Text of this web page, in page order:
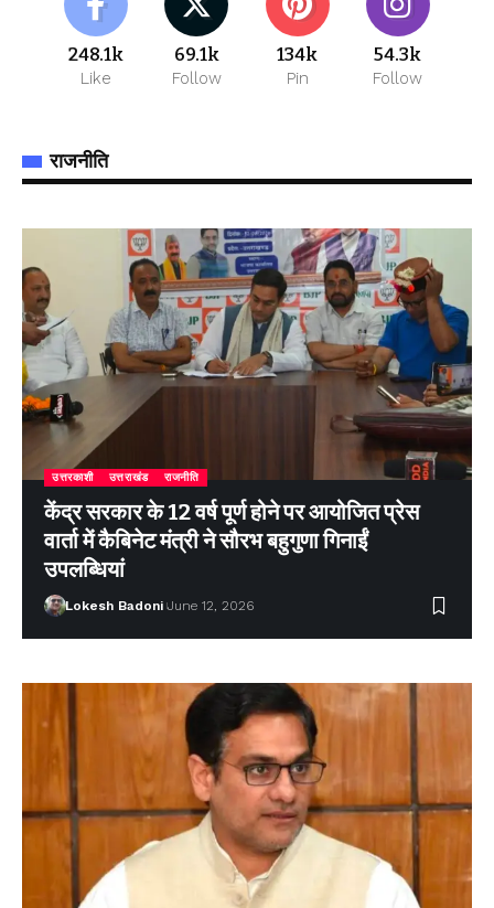
248.1k
Like
69.1k
Follow
134k
Pin
54.3k
Follow
राजनीति
उत्तरकाशी उत्तराखंड राजनीति
केंद्र सरकार के 12 वर्ष पूर्ण होने पर आयोजित प्रेस
वार्ता में कैबिनेट मंत्री ने सौरभ बहुगुणा गिनाईं
उपलब्धियां
Lokesh Badoni June 12, 2026